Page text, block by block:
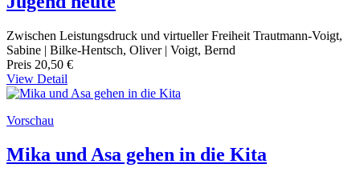
Zwischen Leistungsdruck und virtueller Freiheit Trautmann-Voigt,
Sabine | Bilke-Hentsch, Oliver | Voigt, Bernd
Preis 20,50 €
View Detail
Vorschau
Mika und Asa gehen in die Kita